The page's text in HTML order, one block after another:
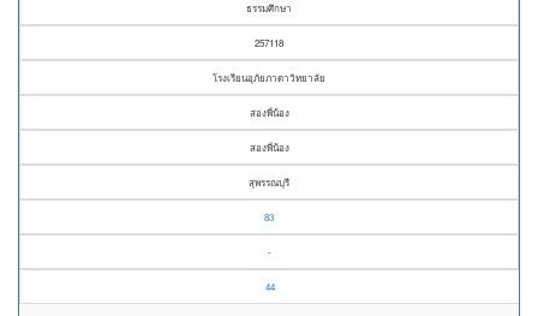
ธรรมศึกษา
257118
โรงเรียนอุภัยภาดาวิทยาลัย
สองพี่น้อง
สองพี่น้อง
สุพรรณบุรี
83
-
44